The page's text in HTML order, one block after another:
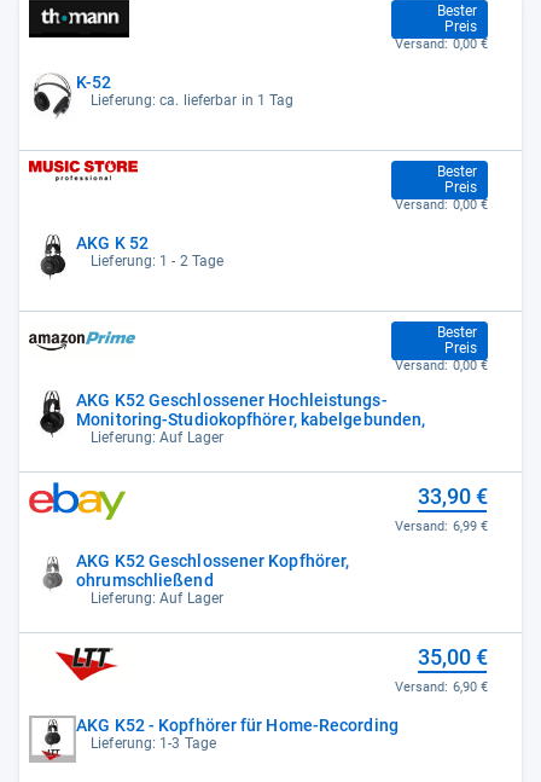
K-52
Lieferung: ca. lieferbar in 1 Tag
Bester
Preis
33,00 €
Versand: 0,00 €
AKG K 52
Lieferung: 1 - 2 Tage
Bester
Preis
33,00 €
Versand: 0,00 €
AKG K52 Geschlossener Hochleistungs-
Monitoring-Studiokopfhörer, kabelgebunden,
Lieferung: Auf Lager
Bester
Preis
33,00 €
Versand: 0,00 €
AKG K52 Geschlossener Kopfhörer,
ohrumschließend
Lieferung: Auf Lager
33,90 €
Versand: 6,99 €
AKG K52 - Kopfhörer für Home-Recording
Lieferung: 1-3 Tage
35,00 €
Versand: 6,90 €